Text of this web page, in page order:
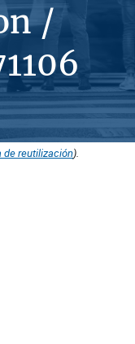
/
de reutilización).